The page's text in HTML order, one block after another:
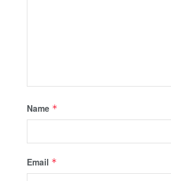
Name *
Email *